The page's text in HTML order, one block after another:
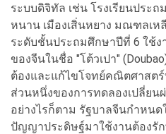
ระบบดิจิทัล เช่น โรงเรียนประ
หนาน เมืองเสิ่นหยาง มณฑลเห
ระดับชั้นประถมศึกษาปีที่ 6 ใช้
ของจีนในชื่อ "โต้วเปา"
ต้องและแก้ไขโจทย์คณิตศาสต
ส่วนหนึ่งของการทดลองเปลี่ยน
อย่างไรก็ตาม รัฐบาลจีนกำหน
ปัญญาประดิษฐ์มาใช้งานต้องรั